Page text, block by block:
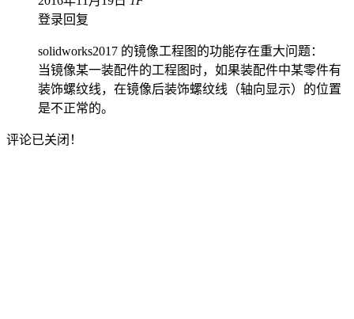
登录回复
solidworks2017 的镜像工程图的功能存在重大问题：
当镜像某一装配件的工程图时，如果装配件中某零件有
装饰螺纹线，在镜像后装饰螺纹线（轴向显示）的位置
是不正常的。
评论已关闭！